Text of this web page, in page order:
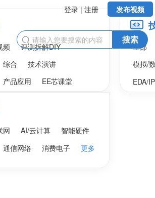
发布视频
登录 | 注册
 搜索
频
评测拆解DIY
综合
技术演讲
产品应用 EE芯课堂
全部
模拟/
EDA/
网 AI/云计算
智能硬件
通信网络 消费电子 更多